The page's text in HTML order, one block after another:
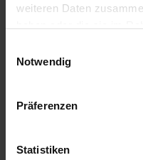
weiteren Daten
Zustimmungen erteilen,
Übermittlung
Einige Dienstleister,
wie z.B. Google, haben
USA besteht kein den
Notwendig
Präferenzen
Statistiken